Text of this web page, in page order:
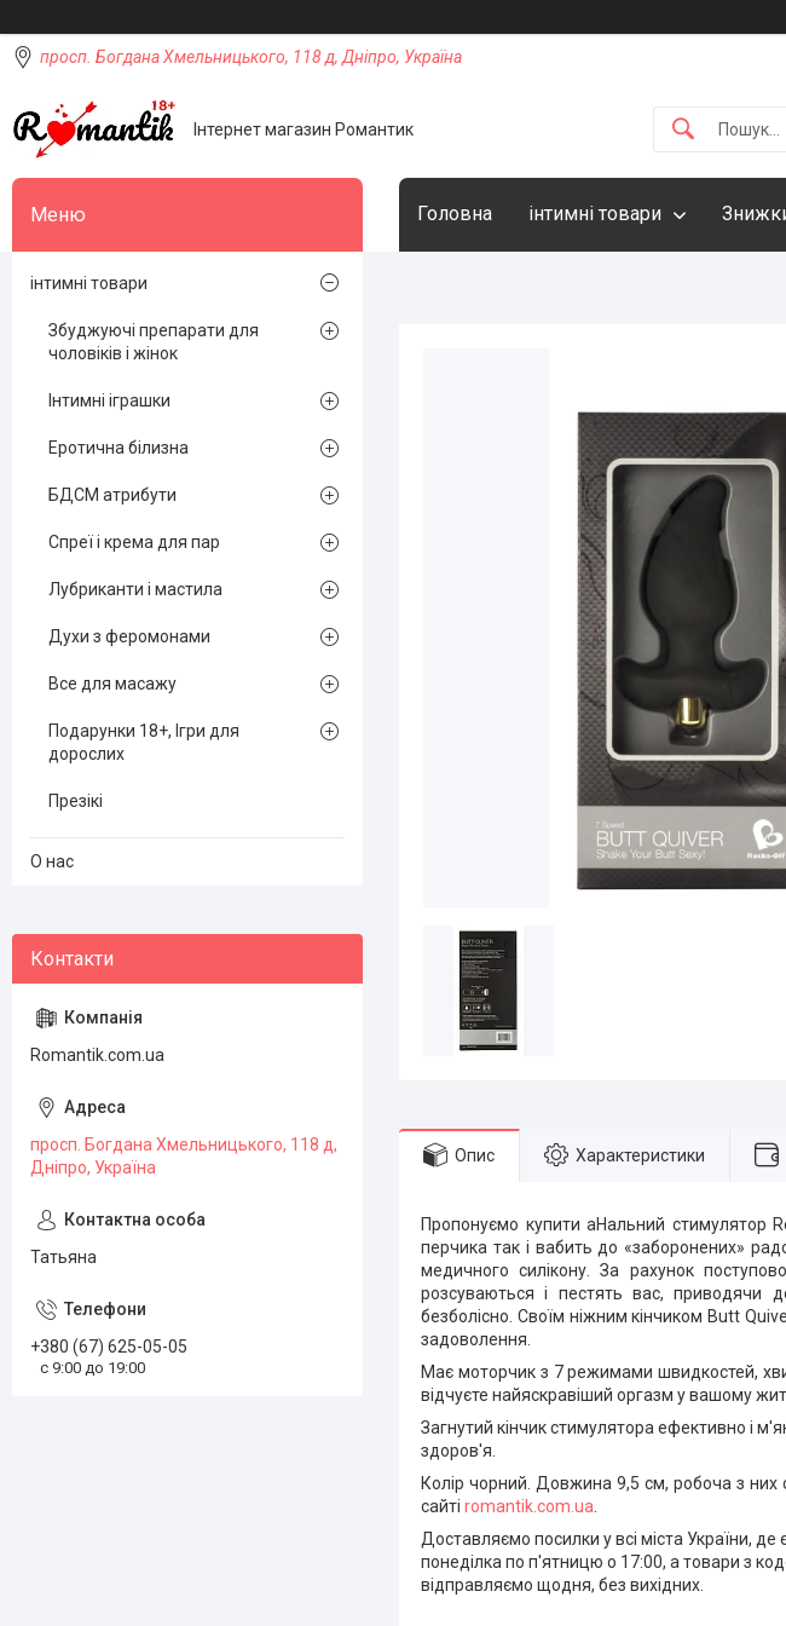
просп. Богдана Хмельницького, 118 д, Дніпро, Україна
Інтернет магазин Романтик
Головна інтимні товари
Опис Характеристики
Пропонуємо купити аНальний стимулятор
перчика так і вабить до «заборонених»
медичного силікону. За рахунок
розсуваються і пестять вас, приводячи
безболісно. Своїм ніжним кінчиком Butt
задоволення.
Має моторчик з 7 режимами швидкостей,
відчуєте найяскравіший оргазм у вашому
Загнутий кінчик стимулятора ефективно і
здоров'я.
Колір чорний. Довжина 9,5 см, робоча з
сайті romantik.com.ua
Доставляємо посилки у всі міста України,
понеділка по п'ятницю о 17:00, а товари з
відправляємо щодня, без вихідних.
інтимні товари
Збуджуючі препарати для
чоловіків і жінок
Інтимні іграшки
Еротична білизна
БДСМ атрибути
Спреї і крема для пар
Лубриканти і мастила
Духи з феромонами
Все для масажу
Подарунки 18+, Ігри для
дорослих
Презікі
О нас
Romantik.com.ua
просп. Богдана Хмельницького, 118 д,
Дніпро, Україна
Татьяна
+380 (67) 625-05-05
с 9:00 до 19:00